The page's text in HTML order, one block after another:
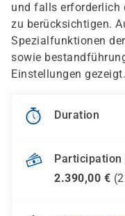
und falls erforderlich
zu berücksichtigen.
Spezialfunktionen
sowie
Einstellungen gezeigt.
Duration
Participation
2.390,00 € (